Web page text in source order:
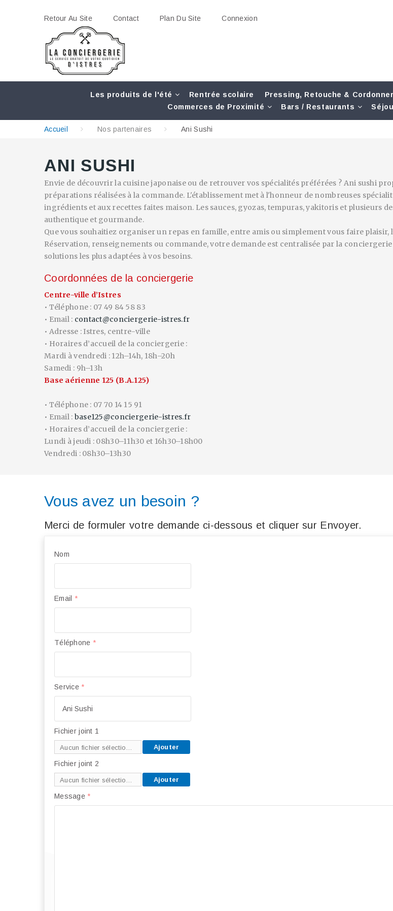
Retour Au Site Contact Plan Du Site Connexion
Les produits de l'été Rentrée scolaire Pressing, Retouche &
Commerces de Proximité
Bars / Restaurants
Accueil Nos partenaires Ani Sushi
ANI SUSHI
Envie de découvrir la cuisine japonaise ou de retrouver vos spécialités préférées ? Ani sushi
préparations réalisées à la commande. L'établissement met à l'honneur de nombreuses
ingrédients et aux recettes faites maison. Les sauces, gyozas, tempuras, yakitoris et plusieurs
authentique et gourmande.
Que vous souhaitiez organiser un repas en famille, entre amis ou simplement vous faire
Réservation, renseignements ou commande, votre demande est centralisée par la
solutions les plus adaptées à vos besoins.
Coordonnées de la conciergerie
Centre-ville d’Istres
• Téléphone : 07 49 84 58 83
• Email : contact@conciergerie-istres.fr
• Adresse : Istres, centre-ville
• Horaires d’accueil de la conciergerie :
Mardi à vendredi : 12h–14h, 18h–20h
Samedi : 9h–13h
Base aérienne 125 (B.A.125)
• Téléphone : 07 70 14 15 91
• Email : base125@conciergerie-istres.fr
• Horaires d’accueil de la conciergerie :
Lundi à jeudi : 08h30–11h30 et 16h30–18h00
Vendredi : 08h30–13h30
Vous avez un besoin ?
Merci de formuler votre demande ci-dessous et cliquer sur Envoyer.
Nom
Email *
Téléphone *
Service *
Fichier joint 1
Aucun fichier sélectionné Ajouter
Fichier joint 2
Aucun fichier sélectionné Ajouter
Message *